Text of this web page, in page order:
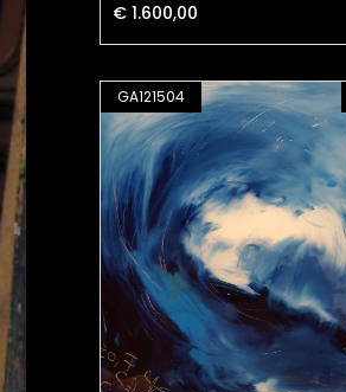
€ 1.600,00
GA121504